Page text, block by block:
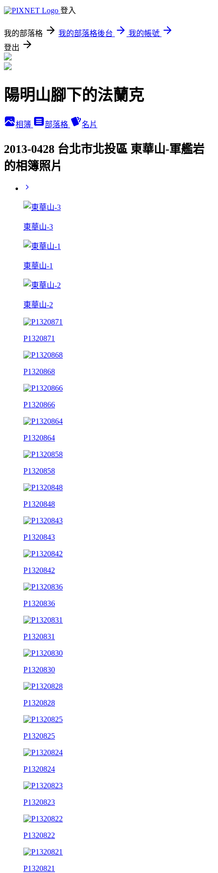
登入
我的部落格 我的部落格後台
我的帳號
登出
陽明山腳下的法蘭克
相簿 部落格 名片
2013-0428 台北市北投區 東華山-軍艦岩
的相簿照片
東華山-3
東華山-1
東華山-2
P1320871
P1320868
P1320866
P1320864
P1320858
P1320848
P1320843
P1320842
P1320836
P1320831
P1320830
P1320828
P1320825
P1320824
P1320823
P1320822
P1320821